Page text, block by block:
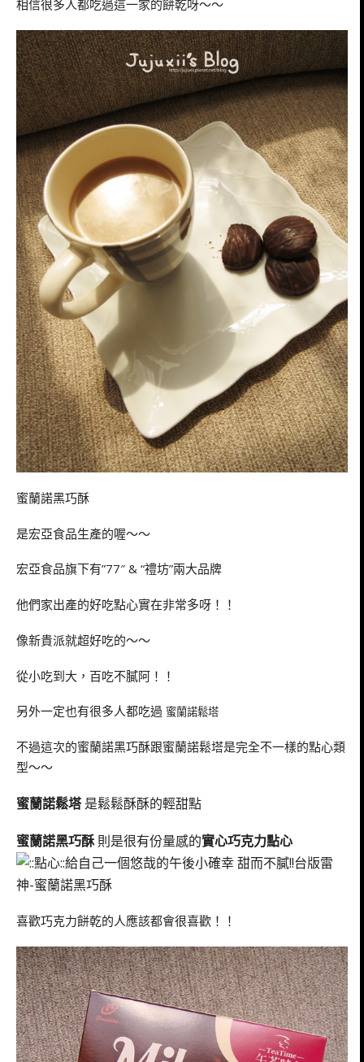
相信很多人都吃過這一家的餅乾呀～～
蜜蘭諾黑巧酥
是宏亞食品生產的喔～～
宏亞食品旗下有”77″ & “禮坊”兩大品牌
他們家出產的好吃點心實在非常多呀！！
像新貴派就超好吃的～～
從小吃到大，百吃不膩阿！！
另外一定也有很多人都吃過 蜜蘭諾鬆塔
不過這次的蜜蘭諾黑巧酥跟蜜蘭諾鬆塔是完全不一樣的點心類
型～～
蜜蘭諾鬆塔 是鬆鬆酥酥的輕甜點
蜜蘭諾黑巧酥則是很有份量感的實心巧克力點心
喜歡巧克力餅乾的人應該都會很喜歡！！